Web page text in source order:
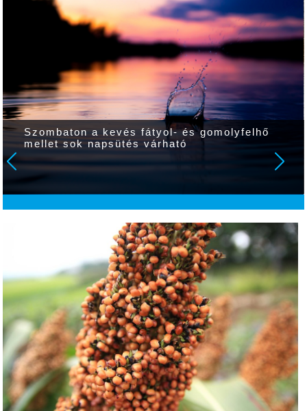
Szombaton a kevés fátyol- és gomolyfelhő
mellet sok napsütés várható